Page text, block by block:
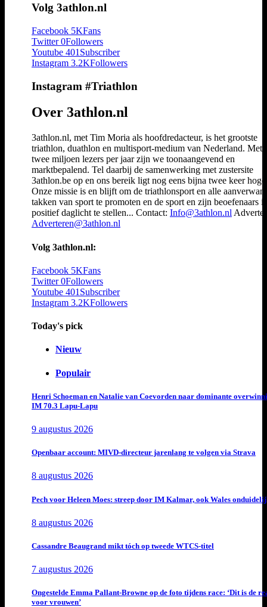
Volg 3athlon.nl
Facebook 5KFans
Twitter 0Followers
Youtube 401 Subscriber
Instagram 3.2KFollowers
Instagram #Triathlon
Over 3athlon.nl
3athlon.nl, met Tim Moria als hoofdredacteur, is het grootste
triathlon, duathlon en multisport-medium van Nederland. Met
twee miljoen lezers per jaar zijn we toonaangevend en
marktbepalend. Tel daarbij de samenwerking met zustersite
3athlon.be op en ons bereik ligt nog eens bijna twee keer
Onze missie is en blijft om de triathlonsport en alle
takken van sport te promoten en de sport en zijn beoefenaars
positief daglicht te stellen... Contact: Info@3athlon.nl
Adverteren@3athlon.nl
Volg 3athlon.nl:
Facebook 5KFans
Twitter 0Followers
Youtube 401 Subscriber
Instagram 3.2KFollowers
Today's pick
Nieuw
Populair
Henri Schoeman en Natalie van Coevorden naar dominante
IM 70.3 Lapu-Lapu
9 augustus 2026
Openbaar account: MIVD-directeur jarenlang te volgen via Strava
8 augustus 2026
Pech voor Heleen Moes: streep door IM Kalmar, ook Wales
8 augustus 2026
Cassandre Beaugrand mikt tóch op tweede WTCS-titel
7 augustus 2026
Ongestelde Emma Pallant-Browne op de foto tijdens race: ‘Dit is de
voor vrouwen’